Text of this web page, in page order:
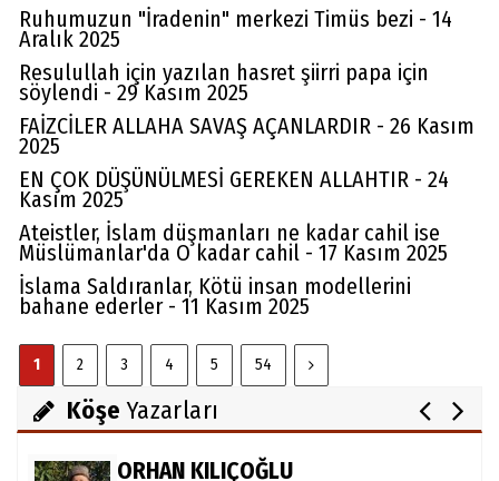
Ruhumuzun "İradenin" merkezi Timüs bezi - 14
Aralık 2025
Resulullah için yazılan hasret şiirri papa için
söylendi - 29 Kasım 2025
FAİZCİLER ALLAHA SAVAŞ AÇANLARDIR - 26 Kasım
2025
EN ÇOK DÜŞÜNÜLMESİ GEREKEN ALLAHTIR - 24
Kasım 2025
Ateistler, İslam düşmanları ne kadar cahil ise
Müslümanlar'da O kadar cahil - 17 Kasım 2025
İslama Saldıranlar, Kötü insan modellerini
bahane ederler - 11 Kasım 2025
1 2 3 4 5 54
Köşe Yazarları
Av. Cemil Can
FARELERİ DİNLEMEYİN!..
Abdullah Gözaydın
ALLAH cc. MUCİZE YARATMAZ.
ORHAN KILIÇOĞLU